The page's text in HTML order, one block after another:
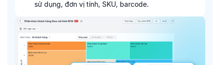
sử dụng, đơn vị tính, SKU, barcode.